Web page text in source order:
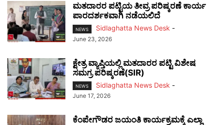
ಮತದಾರರ ಪಟ್ಟಿಯ ತೀವ್ರ ಪರಿಷ್ಕರಣೆ ಕಾರ್ಯ
ಪಾರದರ್ಶಕವಾಗಿ ನಡೆಯಲಿದೆ
NEWS Sidlaghatta News Desk -
June 23, 2026
ಕ್ಷೇತ್ರ ವ್ಯಾಪ್ತಿಯಲ್ಲಿ ಮತದಾರರ ಪಟ್ಟಿ ವಿಶೇಷ
ಸಮಗ್ರ ಪರಿಷ್ಕರಣೆ(SIR)
NEWS Sidlaghatta News Desk -
June 17, 2026
ಕೆಂಪೇಗೌಡರ ಜಯಂತಿ ಕಾರ್ಯಕ್ರಮಕ್ಕೆ ಎಲ್ಲಾ